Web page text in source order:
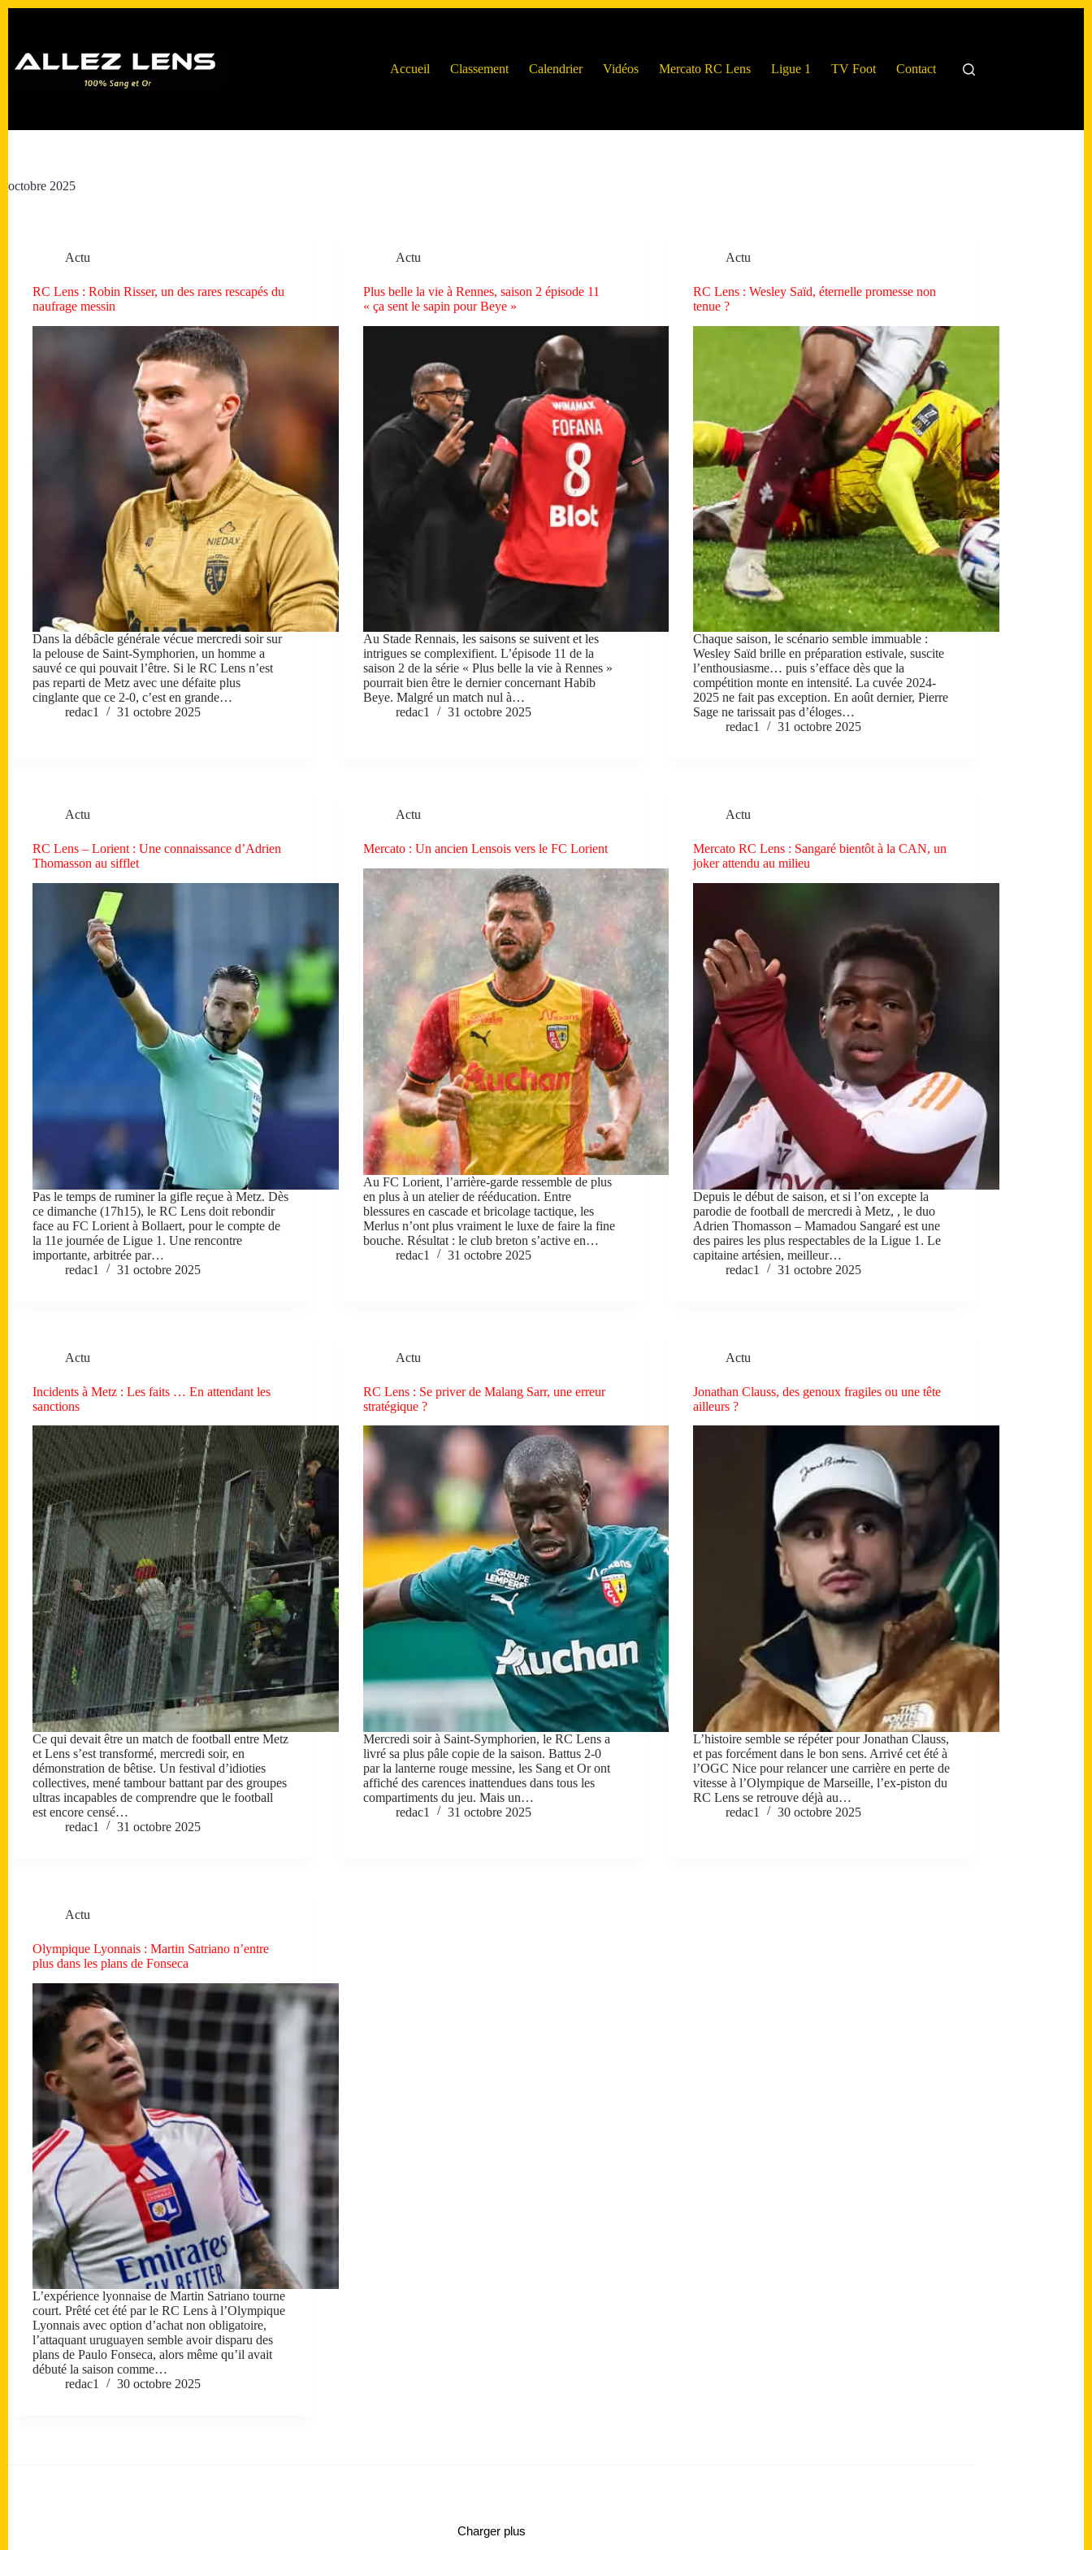
Accueil
Classement Calendrier Vidéos Mercato RC Lens Ligue 1 TV Foot Contact
octobre 2025
Actu
RC Lens : Robin Risser, un des rares rescapés du
naufrage messin
Dans la débâcle générale vécue mercredi soir sur
la pelouse de Saint-Symphorien, un homme a
sauvé ce qui pouvait l’être. Si le RC Lens n’est
pas reparti de Metz avec une défaite plus
cinglante que ce 2-0, c’est en grande…
redac1
31 octobre 2025
Actu
Plus belle la vie à Rennes, saison 2 épisode 11
« ça sent le sapin pour Beye »
Au Stade Rennais, les saisons se suivent et les
intrigues se complexifient. L’épisode 11 de la
saison 2 de la série « Plus belle la vie à Rennes »
pourrait bien être le dernier concernant Habib
Beye. Malgré un match nul à…
redac1
31 octobre 2025
Actu
RC Lens : Wesley Saïd, éternelle promesse non
tenue ?
Chaque saison, le scénario semble immuable :
Wesley Saïd brille en préparation estivale, suscite
l’enthousiasme… puis s’efface dès que la
compétition monte en intensité. La cuvée 2024-
2025 ne fait pas exception. En août dernier, Pierre
Sage ne tarissait pas d’éloges…
redac1
31 octobre 2025
Actu
RC Lens – Lorient : Une connaissance d’Adrien
Thomasson au sifflet
Pas le temps de ruminer la gifle reçue à Metz. Dès
ce dimanche (17h15), le RC Lens doit rebondir
face au FC Lorient à Bollaert, pour le compte de
la 11e journée de Ligue 1. Une rencontre
importante, arbitrée par…
redac1
31 octobre 2025
Actu
Mercato : Un ancien Lensois vers le FC Lorient
Au FC Lorient, l’arrière-garde ressemble de plus
en plus à un atelier de rééducation. Entre
blessures en cascade et bricolage tactique, les
Merlus n’ont plus vraiment le luxe de faire la fine
bouche. Résultat : le club breton s’active en…
redac1
31 octobre 2025
Actu
Mercato RC Lens : Sangaré bientôt à la CAN, un
joker attendu au milieu
Depuis le début de saison, et si l’on excepte la
parodie de football de mercredi à Metz, , le duo
Adrien Thomasson – Mamadou Sangaré est une
des paires les plus respectables de la Ligue 1. Le
capitaine artésien, meilleur…
redac1
31 octobre 2025
Actu
Incidents à Metz : Les faits … En attendant les
sanctions
Ce qui devait être un match de football entre Metz
et Lens s’est transformé, mercredi soir, en
démonstration de bêtise. Un festival d’idioties
collectives, mené tambour battant par des groupes
ultras incapables de comprendre que le football
est encore censé…
redac1
31 octobre 2025
Actu
RC Lens : Se priver de Malang Sarr, une erreur
stratégique ?
Mercredi soir à Saint-Symphorien, le RC Lens a
livré sa plus pâle copie de la saison. Battus 2-0
par la lanterne rouge messine, les Sang et Or ont
affiché des carences inattendues dans tous les
compartiments du jeu. Mais un…
redac1
31 octobre 2025
Actu
Jonathan Clauss, des genoux fragiles ou une tête
ailleurs ?
L’histoire semble se répéter pour Jonathan Clauss,
et pas forcément dans le bon sens. Arrivé cet été à
l’OGC Nice pour relancer une carrière en perte de
vitesse à l’Olympique de Marseille, l’ex-piston du
RC Lens se retrouve déjà au…
redac1
30 octobre 2025
Actu
Olympique Lyonnais : Martin Satriano n’entre
plus dans les plans de Fonseca
L’expérience lyonnaise de Martin Satriano tourne
court. Prêté cet été par le RC Lens à l’Olympique
Lyonnais avec option d’achat non obligatoire,
l’attaquant uruguayen semble avoir disparu des
plans de Paulo Fonseca, alors même qu’il avait
débuté la saison comme…
redac1
30 octobre 2025
Charger plus